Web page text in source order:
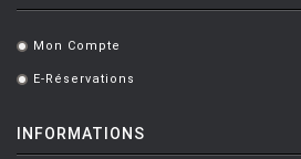
. Mon Compte
. E-Réservations
INFORMATIONS